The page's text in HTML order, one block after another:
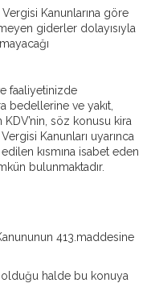
Kanunlarına göre
giderler dolayısıyla
faaliyetinizde
bedellerine ve yakıt,
söz konusu kira
Kanunları uyarınca
kısmına isabet eden
bulunmaktadır.
413.maddesine
halde bu konuya